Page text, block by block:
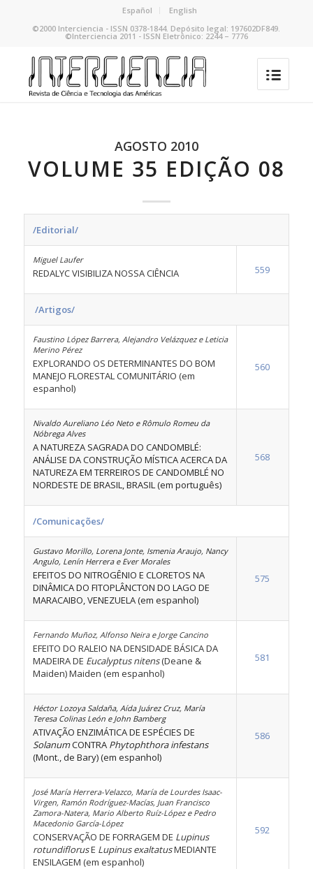
Español
English
©2000 Interciencia - ISSN 0378-1844. Depósito legal: 197602DF849.
©Interciencia 2011 - ISSN Eletrônico: 2244 – 7776
AGOSTO 2010
VOLUME 35 EDIÇÃO 08
/Editorial/
Miguel Laufer
REDALYC VISIBILIZA NOSSA CIÊNCIA 559
/Artigos/
Faustino López Barrera, Alejandro Velázquez e Leticia
Merino Pérez
EXPLORANDO OS DETERMINANTES DO BOM
MANEJO FLORESTAL COMUNITÁRIO (em
espanhol)
560
Nivaldo Aureliano Léo Neto e Rômulo Romeu da
Nóbrega Alves
A NATUREZA SAGRADA DO CANDOMBLÉ:
ANÁLISE DA CONSTRUÇÃO MÍSTICA ACERCA DA
NATUREZA EM TERREIROS DE CANDOMBLÉ NO
NORDESTE DE BRASIL, BRASIL (em português)
568
/Comunicações/
Gustavo Morillo, Lorena Jonte, Ismenia Araujo, Nancy
Angulo, Lenín Herrera e Ever Morales
EFEITOS DO NITROGÊNIO E CLORETOS NA
DINÂMICA DO FITOPLÂNCTON DO LAGO DE
MARACAIBO, VENEZUELA (em espanhol)
575
Fernando Muñoz, Alfonso Neira e Jorge Cancino
EFEITO DO RALEIO NA DENSIDADE BÁSICA DA
MADEIRA DE Eucalyptus nitens(Deane &
Maiden) Maiden (em espanhol)
581
Héctor Lozoya Saldaña, Aída Juárez Cruz, María
Teresa Colinas León e John Bamberg
ATIVAÇÃO ENZIMÁTICA DE ESPÉCIES DE
SolanumCONTRA Phytophthora infestans
(Mont., de Bary) (em espanhol)
586
José María Herrera-Velazco, María de Lourdes Isaac-
Virgen, Ramón Rodríguez-Macías, Juan Francisco
Zamora-Natera, Mario Alberto Ruíz-López e Pedro
Macedonio García-López
CONSERVAÇÃO DE FORRAGEM DE Lupinus
rotundiflorusE Lupinus exaltatusMEDIANTE
ENSILAGEM (em espanhol)
592